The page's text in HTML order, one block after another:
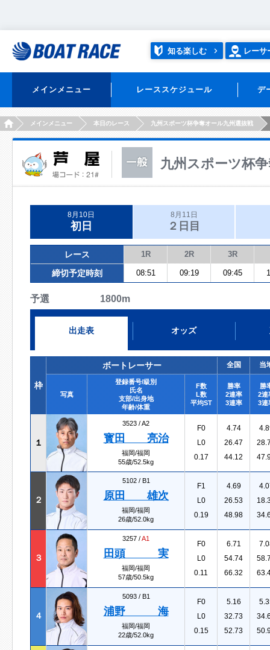
知る楽しむ レーサ
メインメニュー レーススケジュール デ
HOMEメインメニュー 本日のレース 九州スポーツ杯争奪オール九州選抜戦
九州スポーツ杯
8月10日
初日
8月11日
２日目
レース 1R 2R 3R
締切予定時刻 08:51 09:19 09:45
予選 1800m
出走表 オッズ
枠
ボートレーサー 全国 当
写真
登録番号/級別
氏名
支部/出身地
年齢/体重
F数
L数
平均ST
勝率
2連率
3連率
勝
2連
3連
１
3523 /A2
寳田 亮治
福岡/福岡
55歳/52.5kg
F0
L0
0.17
4.74
26.47
44.12
２
5102 / B1
原田 雄次
福岡/福岡
26歳/52.0kg
F1
L0
0.19
4.69
26.53
48.98
３
3257 /A1
田頭 実
福岡/福岡
57歳/50.5kg
F0
L0
0.11
6.71
54.74
66.32
４
5093 / B1
浦野 海
福岡/福岡
22歳/52.0kg
F0
L0
0.15
5.16
32.73
52.73